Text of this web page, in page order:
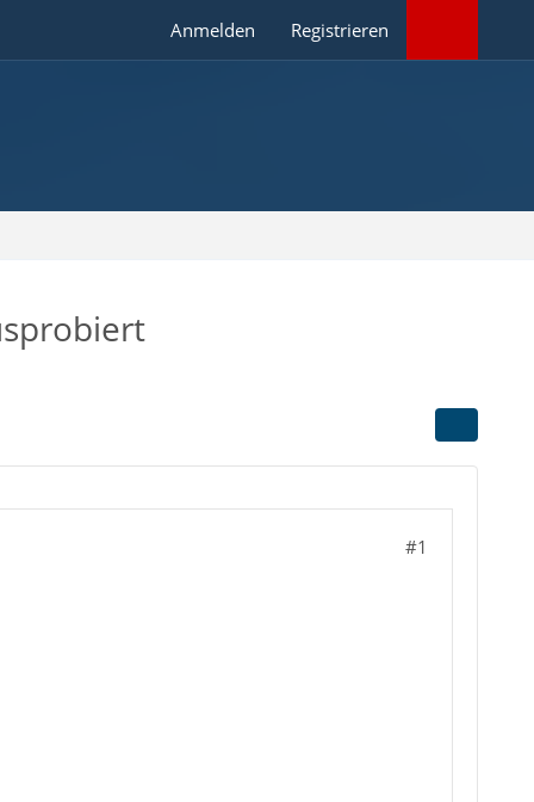
Anmelden Registrieren
#1